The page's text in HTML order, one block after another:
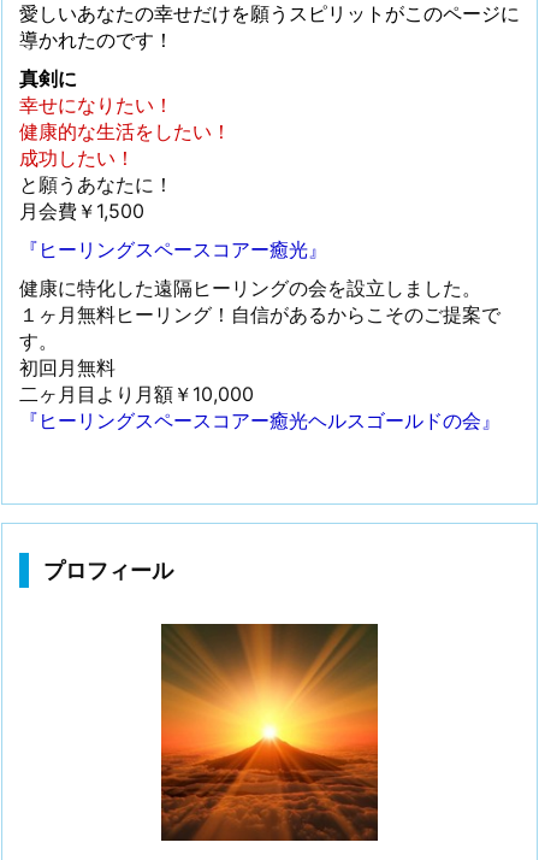
愛しいあなたの幸せだけを願うスピリットがこのページに
導かれたのです！
真剣に
幸せになりたい！
健康的な生活をしたい！
成功したい！
と願うあなたに！
月会費￥1,500
『ヒーリングスペースコアー癒光』
健康に特化した遠隔ヒーリングの会を設立しました。
１ヶ月無料ヒーリング！自信があるからこそのご提案で
す。
初回月無料
二ヶ月目より月額￥10,000
『ヒーリングスペースコアー癒光ヘルスゴールドの会』
プロフィール